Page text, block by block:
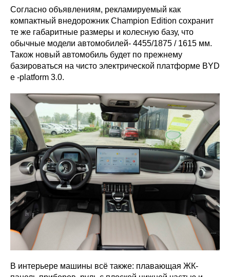
Согласно объявлениям, рекламируемый как
компактный внедорожник Champion Edition сохранит
те же габаритные размеры и колесную базу, что
обычные модели автомобилей- 4455/1875 / 1615 мм.
Також новый автомобиль будет по прежнему
базироваться на чисто электрической платформе BYD
e -platform 3.0.
В интерьере машины всё также: плавающая ЖК-